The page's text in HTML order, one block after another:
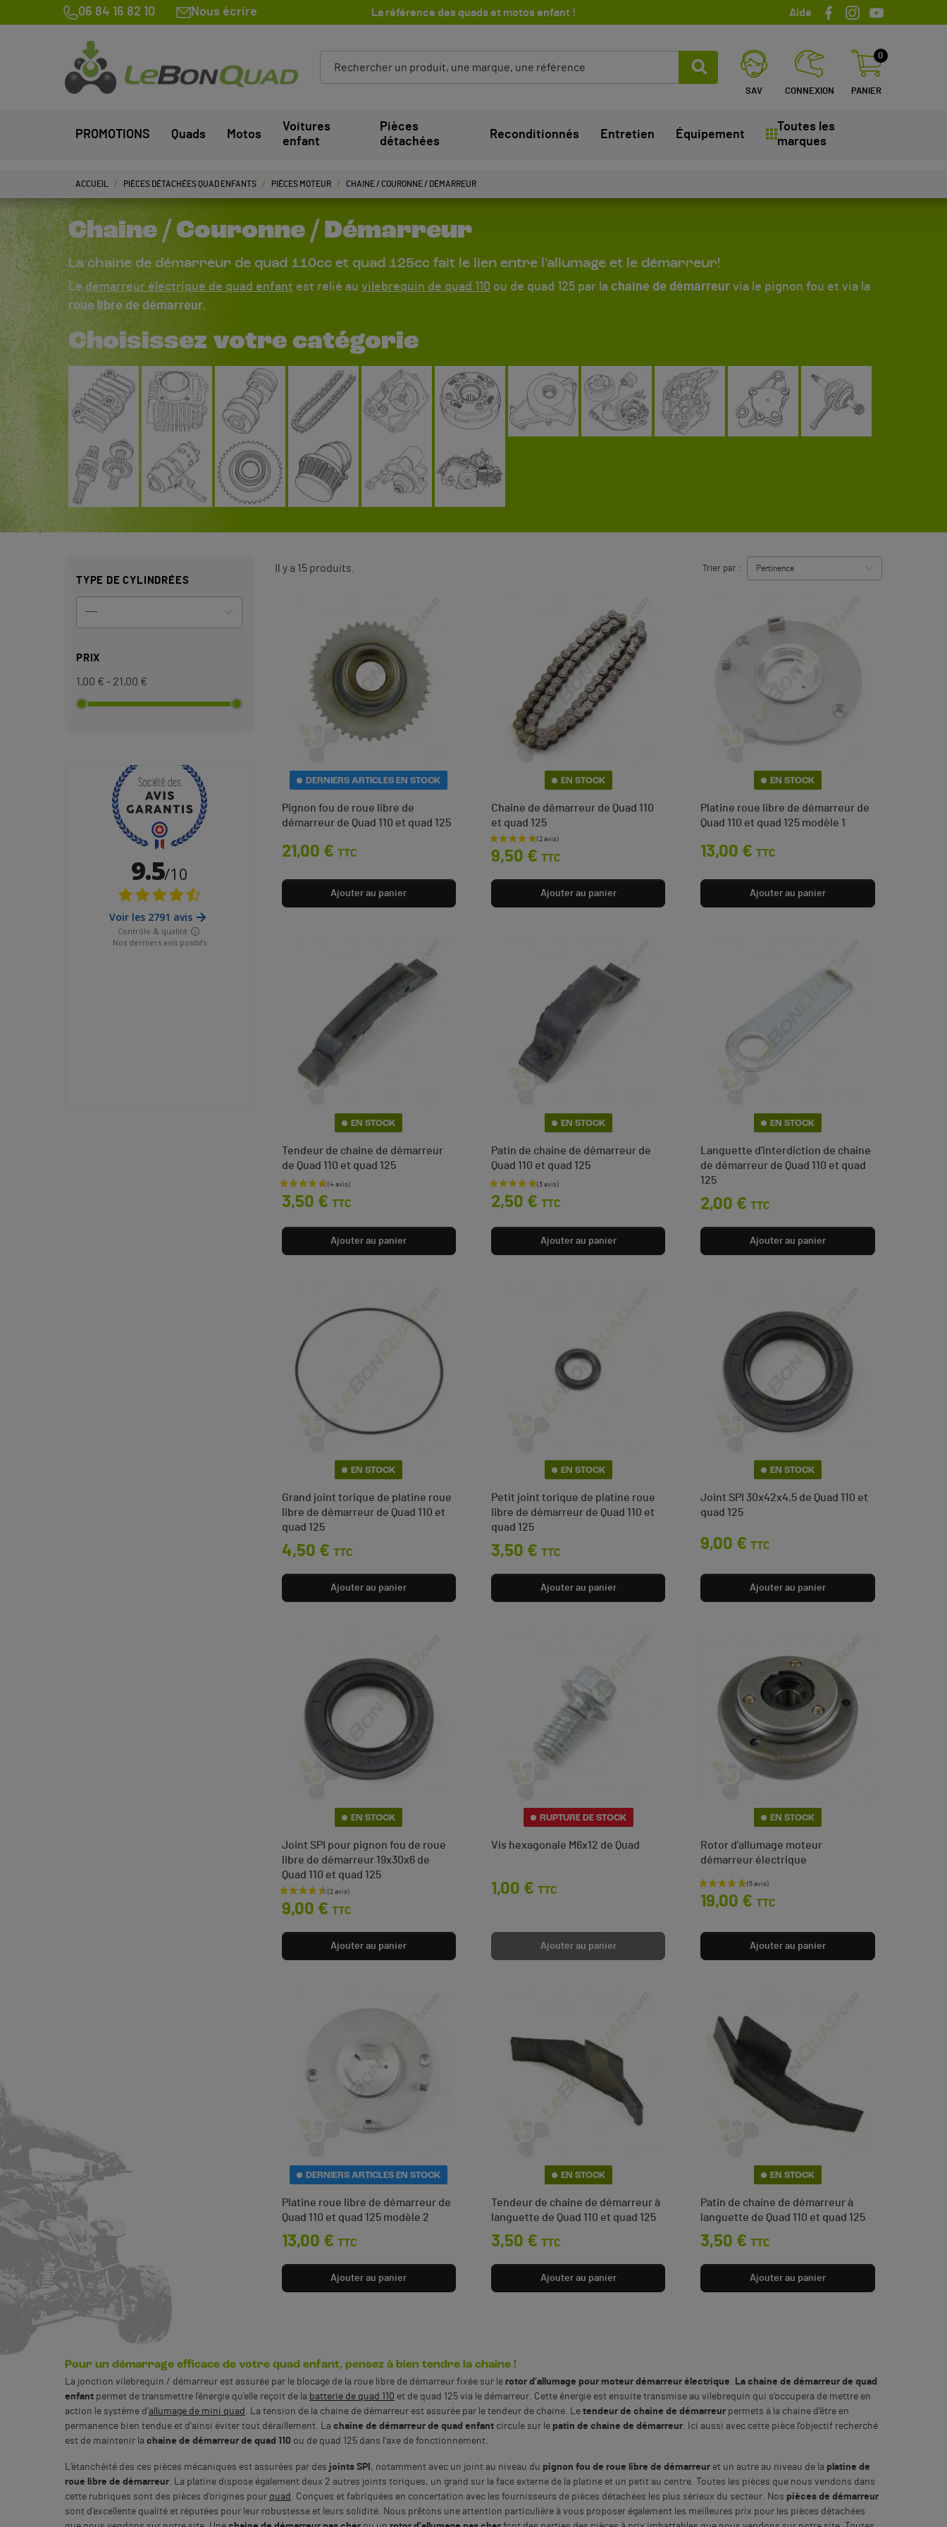
06 84 16 82 10 Nous écrire La référence des quads et motos enfant ! Aide
SAV CONNEXION PANIER
0
PROMOTIONS Quads Motos
Voitures
enfant
Pièces
détachées
Reconditionnés Entretien Équipement
Toutes les
marques
ACCUEIL PIÈCES DÉTACHÉES QUAD ENFANTS PIÈCES MOTEUR CHAINE / COURONNE / DÉMARREUR
Chaine / Couronne / Démarreur
La chaine de démarreur de quad 110cc et quad 125cc fait le lien entre l'allumage et le démarreur!
Le démarreur électrique de quad enfant est relié au vilebrequin de quad 110 ou de quad 125 par la chaine de démarreur via le pignon fou et via la
roue libre de démarreur.
Choisissez votre catégorie
TYPE DE CYLINDRÉES
PRIX
1,00 € - 21,00 €
Il y a 15 produits. Trier par :
DERNIERS ARTICLES EN STOCK
Pignon fou de roue libre de
démarreur de Quad 110 et quad 125
Prix
21,00 € TTC
Ajouter au panier
EN STOCK
Chaine de démarreur de Quad 110
et quad 125
Prix
9,50 € TTC
Ajouter au panier
EN STOCK
Platine roue libre de démarreur de
Quad 110 et quad 125 modèle 1
Prix
13,00 € TTC
Ajouter au panier
EN STOCK
Tendeur de chaine de démarreur
de Quad 110 et quad 125
(4 avis)
Prix
3,50 € TTC
Ajouter au panier
EN STOCK
Patin de chaine de démarreur de
Quad 110 et quad 125
Prix
2,50 € TTC
Ajouter au panier
EN STOCK
Languette d'interdiction de chaine
de démarreur de Quad 110 et quad
125
Prix
2,00 € TTC
Ajouter au panier
EN STOCK
Grand joint torique de platine roue
libre de démarreur de Quad 110 et
quad 125
Prix
4,50 € TTC
Ajouter au panier
EN STOCK
Petit joint torique de platine roue
libre de démarreur de Quad 110 et
quad 125
Prix
3,50 € TTC
Ajouter au panier
EN STOCK
Joint SPI 30x42x4.5 de Quad 110 et
quad 125
Prix
9,00 € TTC
Ajouter au panier
EN STOCK
Joint SPI pour pignon fou de roue
libre de démarreur 19x30x6 de
Quad 110 et quad 125
Prix
9,00 € TTC
Ajouter au panier
RUPTURE DE STOCK
Vis hexagonale M6x12 de Quad
Prix
1,00 € TTC
Ajouter au panier
EN STOCK
Rotor d'allumage moteur
démarreur électrique
Prix
19,00 € TTC
Ajouter au panier
DERNIERS ARTICLES EN STOCK
Platine roue libre de démarreur de
Quad 110 et quad 125 modèle 2
Prix
13,00 € TTC
Ajouter au panier
EN STOCK
Tendeur de chaine de démarreur à
languette de Quad 110 et quad 125
Prix
3,50 € TTC
Ajouter au panier
EN STOCK
Patin de chaine de démarreur à
languette de Quad 110 et quad 125
Prix
3,50 € TTC
Ajouter au panier
Pour un démarrage efficace de votre quad enfant, pensez à bien tendre la chaine !
La jonction vilebrequin / démarreur est assurée par le blocage de la roue libre de démarreur fixée sur le rotor d’allumage pour moteur démarreur électrique. La chaine de démarreur de quad
enfant permet de transmettre l’énergie qu’elle reçoit de la batterie de quad 110 et de quad 125 via le démarreur. Cette énergie est ensuite transmise au vilebrequin qui s’occupera de mettre en
action le système d’allumage de mini quad . La tension de la chaine de démarreur est assurée par le tendeur de chaine. Le tendeur de chaine de démarreur permets à la chaine d’être en
permanence bien tendue et d’ainsi éviter tout déraillement. La chaine de démarreur de quad enfant circule sur le patin de chaine de démarreur. Ici aussi avec cette pièce l’objectif recherché
est de maintenir la chaine de démarreur de quad 110 ou de quad 125 dans l’axe de fonctionnement.
L’étanchéité des ces pièces mécaniques est assurées par des joints SPI , notamment avec un joint au niveau du pignon fou de roue libre de démarreur et un autre au niveau de la platine de
roue libre de démarreur. La platine dispose également deux 2 autres joints toriques, un grand sur la face externe de la platine et un petit au centre. Toutes les pièces que nous vendons dans
cette rubriques sont des pièces d’origines pour quad . Conçues et fabriquées en concertation avec les fournisseurs de pièces détachées les plus sérieux du secteur. Nos pièces de démarreur
sont d’excellente qualité et réputées pour leur robustesse et leurs solidité. Nous prêtons une attention particulière à vous proposer également les meilleures prix pour les pièces détachées